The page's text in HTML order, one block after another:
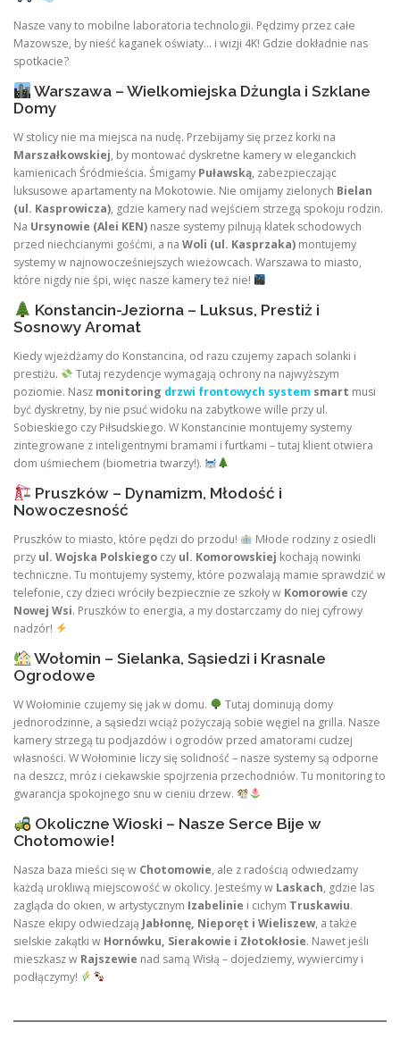
Nasze vany to mobilne laboratoria technologii. Pędzimy przez całe
Mazowsze, by nieść kaganek oświaty… i wizji 4K! Gdzie dokładnie nas
spotkacie?
Warszawa – Wielkomiejska Dżungla i Szklane
Domy
W stolicy nie ma miejsca na nudę. Przebijamy się przez korki na
Marszałkowskiej, by montować dyskretne kamery w eleganckich
kamienicach Śródmieścia. Śmigamy Puławską, zabezpieczając
luksusowe apartamenty na Mokotowie. Nie omijamy zielonych Bielan
(ul. Kasprowicza), gdzie kamery nad wejściem strzegą spokoju rodzin.
Na Ursynowie (Alei KEN) nasze systemy pilnują klatek schodowych
przed niechcianymi gośćmi, a na Woli (ul. Kasprzaka) montujemy
systemy w najnowocześniejszych wieżowcach. Warszawa to miasto,
które nigdy nie śpi, więc nasze kamery też nie!
Konstancin-Jeziorna – Luksus, Prestiż i
Sosnowy Aromat
Kiedy wjeżdżamy do Konstancina, od razu czujemy zapach solanki i
prestiżu.
Tutaj rezydencje wymagają ochrony na najwyższym
poziomie. Nasz monitoring drzwi frontowych system smart musi
być dyskretny, by nie psuć widoku na zabytkowe wille przy ul.
Sobieskiego czy Piłsudskiego. W Konstancinie montujemy systemy
zintegrowane z inteligentnymi bramami i furtkami – tutaj klient otwiera
dom uśmiechem (biometria twarzy!).
Pruszków – Dynamizm, Młodość i
Nowoczesność
Pruszków to miasto, które pędzi do przodu!
Młode rodziny z osiedli
przy ul. Wojska Polskiego czy ul. Komorowskiej kochają nowinki
techniczne. Tu montujemy systemy, które pozwalają mamie sprawdzić w
telefonie, czy dzieci wróciły bezpiecznie ze szkoły w Komorowie czy
Nowej Wsi. Pruszków to energia, a my dostarczamy do niej cyfrowy
nadzór!
Wołomin – Sielanka, Sąsiedzi i Krasnale
Ogrodowe
W Wołominie czujemy się jak w domu.
Tutaj dominują domy
jednorodzinne, a sąsiedzi wciąż pożyczają sobie węgiel na grilla. Nasze
kamery strzegą tu podjazdów i ogrodów przed amatorami cudzej
własności. W Wołominie liczy się solidność – nasze systemy są odporne
na deszcz, mróz i ciekawskie spojrzenia przechodniów. Tu monitoring to
gwarancja spokojnego snu w cieniu drzew.
Okoliczne Wioski – Nasze Serce Bije w
Chotomowie!
Nasza baza mieści się w Chotomowie, ale z radością odwiedzamy
każdą urokliwą miejscowość w okolicy. Jesteśmy w Laskach, gdzie las
zagląda do okien, w artystycznym Izabelinie i cichym Truskawiu.
Nasze ekipy odwiedzają Jabłonnę, Nieporęt i Wieliszew, a także
sielskie zakątki w Hornówku, Sierakowie i Złotokłosie. Nawet jeśli
mieszkasz w Rajszewie nad samą Wisłą – dojedziemy, wywiercimy i
podłączymy!